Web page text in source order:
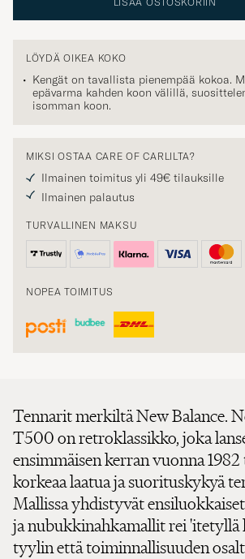
LÖYDÄ OIKEA KOKO
Kengät on tavallista pienempää kokoa.
epävarma kahden koon välillä,
isomman koon.
MIKSI OSTAA CARE OF CARLILTA?
Ilmainen toimitus yli 49€ tilauksille
Ilmainen palautus
TURVALLINEN MAKSU
NOPEA TOIMITUS
Tennarit merkiltä New Balance.
T500 on retroklassikko, joka
ensimmäisen kerran vuonna
korkeaa laatua ja suorituskykyä
Mallissa yhdistyvät
ja nubukkinahkamallit rei 'itetyllä
tyylin että toiminnallisuuden